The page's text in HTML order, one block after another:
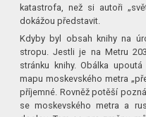
katastrofa, než si autoři
dokážou představit.
Kdyby byl obsah knihy na
stropu. Jestli je na Metru
stránku knihy. Obálka
mapu moskevského metra
příjemné. Rovněž potěší
se moskevského metra a